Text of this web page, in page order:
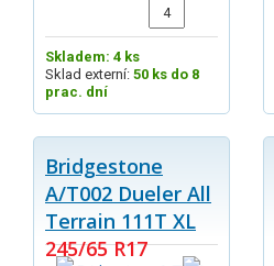
Skladem: 4 ks
Sklad externí: 50 ks do 8
prac. dní
Bridgestone
A/T002 Dueler All
Terrain 111T XL
245/65 R17